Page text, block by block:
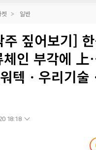
켓 일반
주 짚어보기]
체인 부각에
텍ㆍ우리기술
18:18